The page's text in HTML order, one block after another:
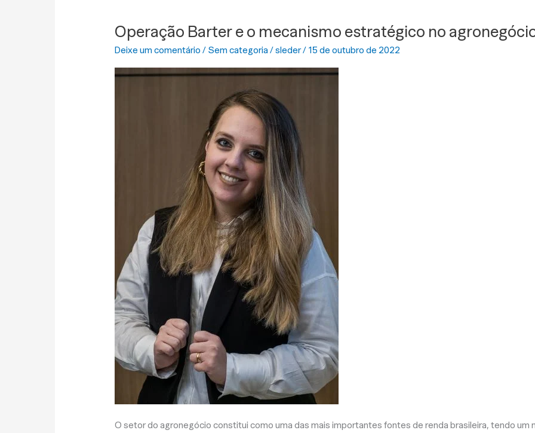
Operação Barter e o mecanismo estratégico no
Deixe um comentário / Sem categoria /sleder/ 15 de outubro de 2022
O setor do agronegócio constitui como uma das mais importantes fontes de renda brasileira, tendo um
Operação
Barter
e
o